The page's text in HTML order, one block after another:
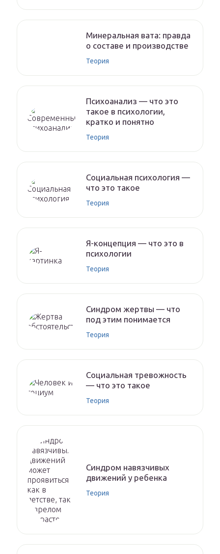
Минеральная вата: правда
о составе и производстве
Теория
Психоанализ — что это
такое в психологии,
кратко и понятно
Теория
Социальная психология —
что это такое
Теория
Я-концепция — что это в
психологии
Теория
Синдром жертвы — что
под этим понимается
Теория
Социальная тревожность
— что это такое
Теория
Синдром навязчивых
движений у ребенка
Теория